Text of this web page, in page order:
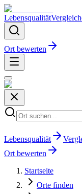
Lebensqualität
Ort bewerten
Lebensqualität
Ort bewerten
Startseite
Orte finden